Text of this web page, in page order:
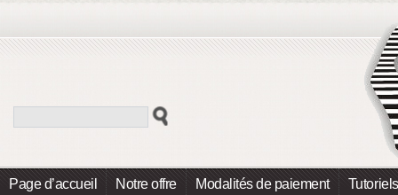
Page d’accueil Notre offre Modalités de paiement Tutoriels